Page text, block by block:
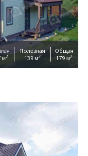
м2
Полезная
139 м2
Общая
179 м2